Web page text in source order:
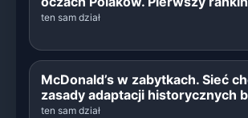
ten sam dział
McDonald’s w zabytkach. Sieć
zasady adaptacji historycznych
ten sam dział